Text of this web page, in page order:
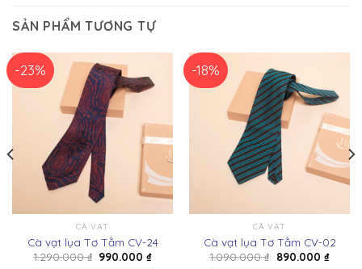
SẢN PHẨM TƯƠNG TỰ
-23%
CÀ VẠT
Cà vạt lụa Tơ Tằm CV-24
1.290.000₫ Giá
990.000₫Giá
-18%
CÀ VẠT
Cà vạt lụa Tơ Tằm CV-02
1.090.000₫ Giá
890.000 ₫Giá